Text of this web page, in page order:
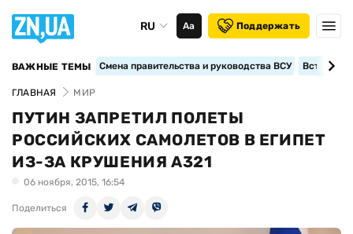
RU Аа Поддержать
ВАЖНЫЕ ТЕМЫ Смена правительства и руководства ВСУ
ГЛАВНАЯ МИР
ПУТИН ЗАПРЕТИЛ ПОЛЕТЫ
РОССИЙСКИХ САМОЛЕТОВ В ЕГИПЕТ
ИЗ-ЗА КРУШЕНИЯ А321
06 ноября, 2015, 16:54
Поделиться